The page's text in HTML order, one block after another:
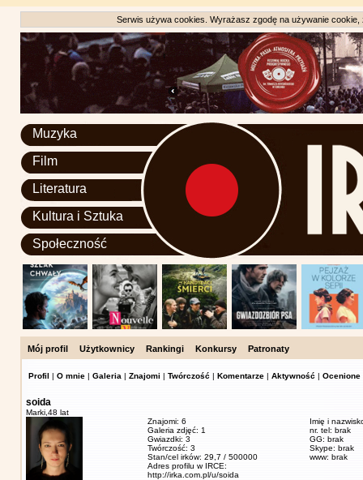
Serwis używa cookies. Wyrażasz zgodę na używanie
Muzyka
Film
Literatura
Kultura i Sztuka
Społeczność
Mój profil Użytkownicy Rankingi Konkursy Patronaty
Profil | O mnie | Galeria | Znajomi | Twórczość | Komentarze | Aktywność | Ocenione
soida
Marki, 48 lat
Znajomi: 6
Galeria zdjęć: 1
Gwiazdki: 3
Twórczość: 3
Stan/cel irków: 29,7 / 500000
Adres profilu w IRCE:
http://irka.com.pl/u/soida
Imię i
nr. tel: brak
GG: brak
Skype: brak
www: brak